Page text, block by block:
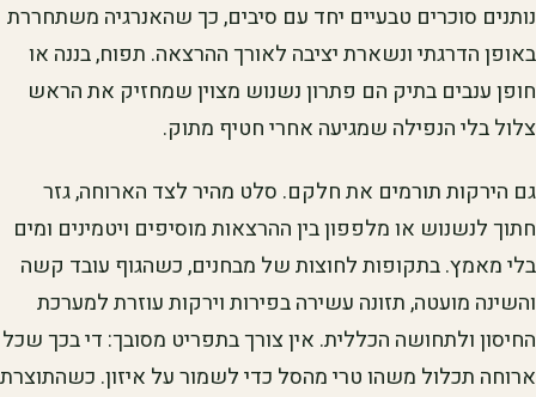
נותנים סוכרים טבעיים יחד עם סיבים, כך שהאנרגיה משתחררת
באופן הדרגתי ונשארת יציבה לאורך ההרצאה. תפוח, בננה או
חופן ענבים בתיק הם פתרון נשנוש מצוין שמחזיק את הראש
צלול בלי הנפילה שמגיעה אחרי חטיף מתוק.
גם הירקות תורמים את חלקם. סלט מהיר לצד הארוחה, גזר
חתוך לנשנוש או מלפפון בין ההרצאות מוסיפים ויטמינים ומים
בלי מאמץ. בתקופות לחוצות של מבחנים, כשהגוף עובד קשה
והשינה מועטה, תזונה עשירה בפירות וירקות עוזרת למערכת
החיסון ולתחושה הכללית. אין צורך בתפריט מסובך: די בכך שכל
ארוחה תכלול משהו טרי מהסל כדי לשמור על איזון. כשהתוצרת